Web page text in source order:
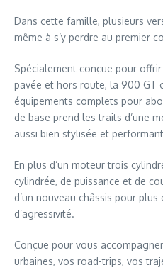
Dans cette famille, plusieurs
même à s’y perdre au premier
Spécialement conçue pour
pavée et hors route, la 900 GT
équipements complets pour
de base prend les traits d’une
aussi bien stylisée et
En plus d’un moteur trois
cylindrée, de puissance et de
d’un nouveau châssis pour
d’agressivité.
Conçue pour vous
urbaines, vos road-trips, vos